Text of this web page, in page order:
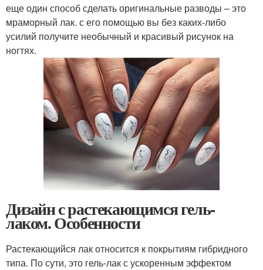
еще один способ сделать оригинальные разводы – это
мраморный лак. с его помощью вы без каких-либо
усилий получите необычный и красивый рисунок на
ногтях.
Дизайн с растекающимся гель-
лаком. Особенности
Растекающийся лак относится к покрытиям гибридного
типа. По сути, это гель-лак с ускоренным эффектом